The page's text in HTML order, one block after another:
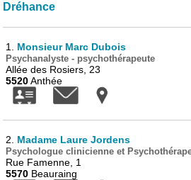
Dréhance
1. Monsieur Marc Dubois
Psychanalyste - psychothérapeute
Allée des Rosiers, 23
5520Anthée
2. Madame Laure Jordens
Psychologue clinicienne et
Rue Famenne, 1
5570 Beauraing